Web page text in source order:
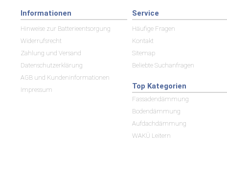
Informationen
Hinweise zur Batterieentsorgung
Widerrufsrecht
Zahlung und Versand
Datenschutzerklärung
AGB und Kundeninformationen
Impressum
Service
Häufige Fragen
Kontakt
Sitemap
Beliebte Suchanfragen
Top Kategorien
Fassadendämmung
Bodendämmung
Aufdachdämmung
WAKÜ Leitern